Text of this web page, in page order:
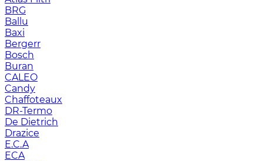
BRG
Ballu
Baxi
Bergerr
Bosch
Buran
CALEO
Candy
Chaffoteaux
DR-Termo
De Dietrich
Drazice
E.C.A
ECA